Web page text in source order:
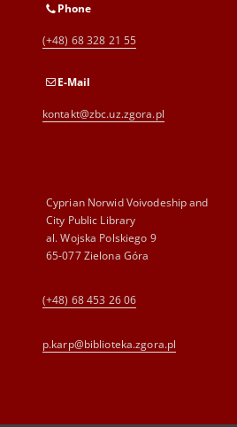
Phone
(+48) 68 328 21 55
E-Mail
kontakt@zbc.uz.zgora.pl
Cyprian Norwid Voivodeship and
City Public Library
al. Wojska Polskiego 9
65-077 Zielona Góra
(+48) 68 453 26 06
p.karp@biblioteka.zgora.pl